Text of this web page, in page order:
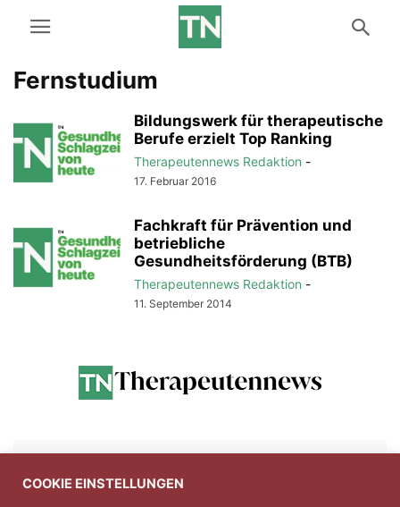
Fernstudium
Bildungswerk für therapeutische
Berufe erzielt Top Ranking
Therapeutennews Redaktion -
17. Februar 2016
Fachkraft für Prävention und
betriebliche
Gesundheitsförderung (BTB)
Therapeutennews Redaktion -
11. September 2014
Anzeigen
COOKIE EINSTELLUNGEN